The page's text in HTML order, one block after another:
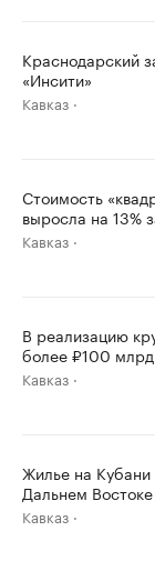
Краснодарский
«Инсити»
Кавказ
Стоимость
выросла на 13%
Кавказ
В реализацию
более ₽100 млрд
Кавказ
Жилье на
Дальнем Востоке
Кавказ